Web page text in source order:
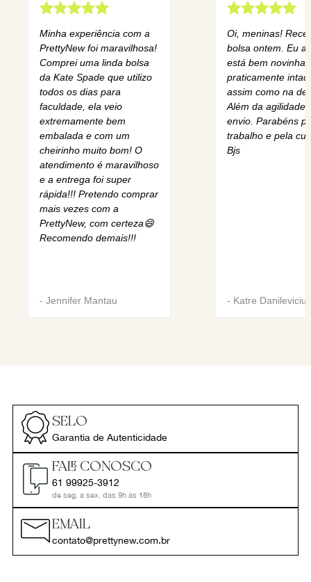
Minha experiência com a
PrettyNew foi maravilhosa!
Comprei uma linda bolsa
da Kate Spade que utilizo
todos os dias para
faculdade, ela veio
extremamente bem
embalada e com um
cheirinho muito bom! O
atendimento é maravilhoso
e a entrega foi super
rápida!!! Pretendo comprar
mais vezes com a
PrettyNew, com certeza😄
Recomendo demais!!!
- Jennifer Mantau
Oi, meninas!
bolsa ontem. Eu
está bem novinha,
praticamente
assim como na
Além da agilidade
envio. Parabéns
trabalho e pela
Bjs
- Katre Danilevicius
SELO
Garantia de Autenticidade
FALE CONOSCO
61 99925-3912
de seg. a sex. das 9h às 18h
EMAIL
contato@prettynew.com.br